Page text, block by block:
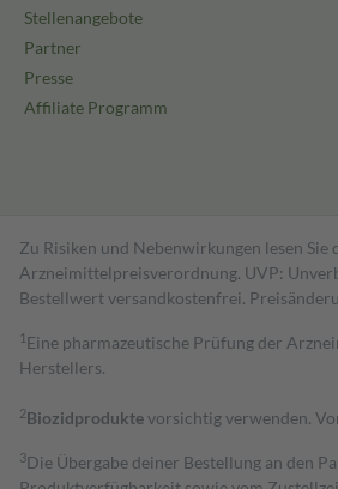
Stellenangebote
Partner
Presse
Affiliate Programm
Zu Risiken und Nebenwirkungen lesen
Arzneimittelpreisverordnung. UVP:
Bestell­wert versand­kosten­frei.
1 Eine pharmazeutische Prüfung der
Herstellers.
2Biozidproduktevorsichtig verwenden.
3Die Übergabe deiner Bestellung an den